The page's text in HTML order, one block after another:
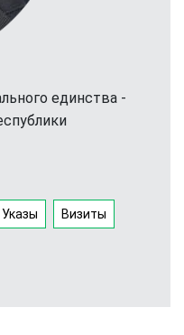
единства -
Указы Визиты